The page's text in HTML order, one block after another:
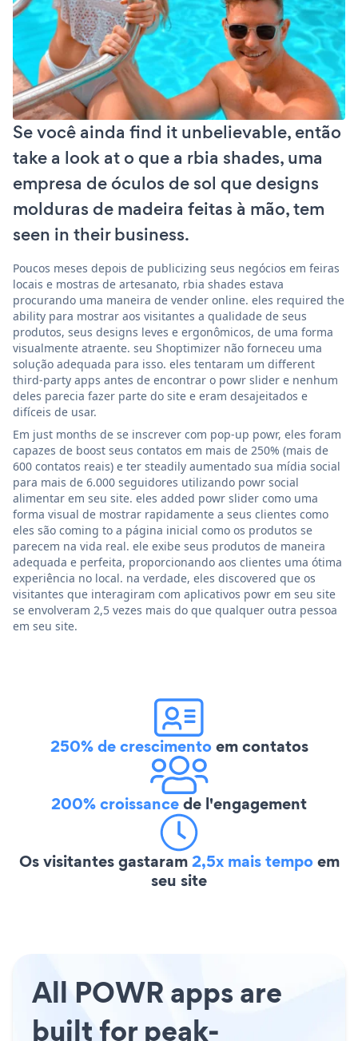
Se você ainda find it unbelievable, então
take a look at o que a rbia shades, uma
empresa de óculos de sol que designs
molduras de madeira feitas à mão, tem
seen in their business.
Poucos meses depois de publicizing seus negócios em feiras
locais e mostras de artesanato, rbia shades estava
procurando uma maneira de vender online. eles required the
ability para mostrar aos visitantes a qualidade de seus
produtos, seus designs leves e ergonômicos, de uma forma
visualmente atraente. seu Shoptimizer não forneceu uma
solução adequada para isso. eles tentaram um different
third-party apps antes de encontrar o powr slider e nenhum
deles parecia fazer parte do site e eram desajeitados e
difíceis de usar.
Em just months de se inscrever com pop-up powr, eles foram
capazes de boost seus contatos em mais de 250% (mais de
600 contatos reais) e ter steadily aumentado sua mídia social
para mais de 6.000 seguidores utilizando powr social
alimentar em seu site. eles added powr slider como uma
forma visual de mostrar rapidamente a seus clientes como
eles são coming to a página inicial como os produtos se
parecem na vida real. ele exibe seus produtos de maneira
adequada e perfeita, proporcionando aos clientes uma ótima
experiência no local. na verdade, eles discovered que os
visitantes que interagiram com aplicativos powr em seu site
se envolveram 2,5 vezes mais do que qualquer outra pessoa
em seu site.
250% de crescimentoem contatos
200% croissancede l'engagement
Os visitantes gastaram2,5x mais tempoem
seu site
All POWR apps are
built for peak-